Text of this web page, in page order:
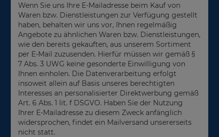
Wenn Sie uns Ihre E-Mailadresse beim Kauf von
Waren bzw. Dienstleistungen zur Verfügung gestellt
haben, behalten wir uns vor, Ihnen regelmäßig
Angebote zu ähnlichen Waren bzw. Dienstleistungen,
wie den bereits gekauften, aus unserem Sortiment
per E-Mail zuzusenden. Hierfür müssen wir gemäß §
7 Abs. 3 UWG keine gesonderte Einwilligung von
Ihnen einholen. Die Datenverarbeitung erfolgt
insoweit allein auf Basis unseres berechtigten
Interesses an personalisierter Direktwerbung gemäß
Art. 6 Abs. 1 lit. f DSGVO. Haben Sie der Nutzung
Ihrer E-Mailadresse zu diesem Zweck anfänglich
widersprochen, findet ein Mailversand unsererseits
nicht statt.